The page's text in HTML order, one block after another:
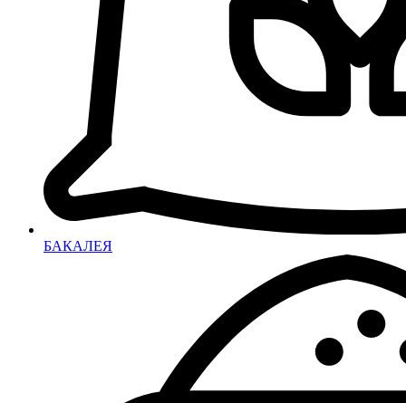
БАКАЛЕЯ